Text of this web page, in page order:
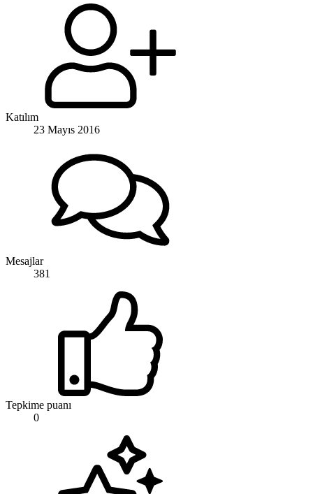
Katılım
23 Mayıs 2016
Mesajlar
381
Tepkime puanı
0